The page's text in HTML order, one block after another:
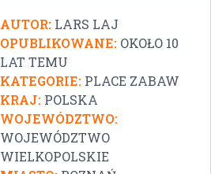
AUTOR: LARS LAJ
OPUBLIKOWANE: OKOŁO 10
LAT TEMU
KATEGORIE: PLACE ZABAW
KRAJ: POLSKA
WOJEWÓDZTWO:
WOJEWÓDZTWO
WIELKOPOLSKIE